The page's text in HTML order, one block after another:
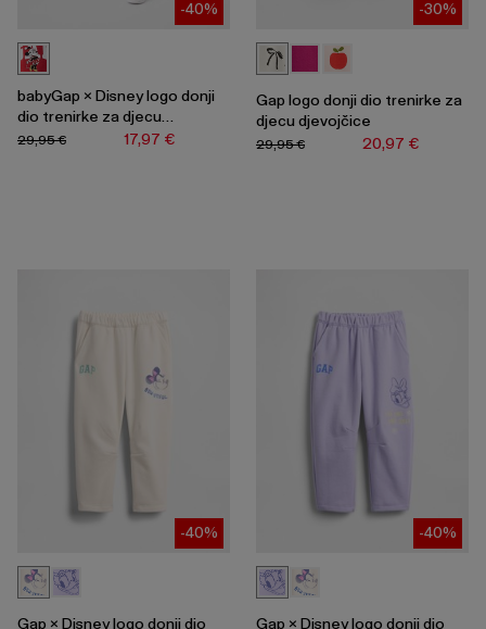
-40%
babyGap × Disney logo donji
dio trenirke za djecu
djevojčice
17,97 €
29,95 €
-30%
Gap logo donji dio trenirke za
djecu djevojčice
20,97 €
29,95 €
-40%
Gap × Disney logo donji dio
-40%
Gap × Disney logo donji dio